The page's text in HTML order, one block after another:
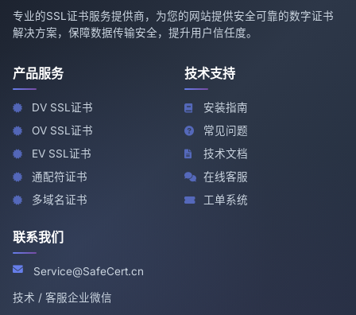
专业的SSL证书服务提供商，为您的网站提供安全可靠的数字证书
解决方案，保障数据传输安全，提升用户信任度。
产品服务
DV SSL证书
OV SSL证书
EV SSL证书
通配符证书
多域名证书
技术支持
安装指南
常见问题
技术文档
在线客服
工单系统
联系我们
Service@SafeCert.cn
技术 / 客服企业微信